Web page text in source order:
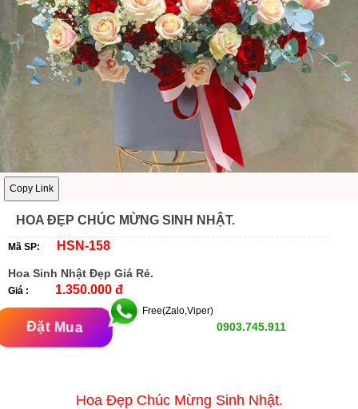
Copy Link
HOA ĐẸP CHÚC MỪNG SINH NHẬT.
Mã SP: HSN-158
Hoa Sinh Nhật Đẹp Giá Rẻ.
Giá : 1.350.000 đ
Đặt Mua
Free(Zalo,Viper)
0903.745.911
Hoa Đẹp Chúc Mừng Sinh Nhật.